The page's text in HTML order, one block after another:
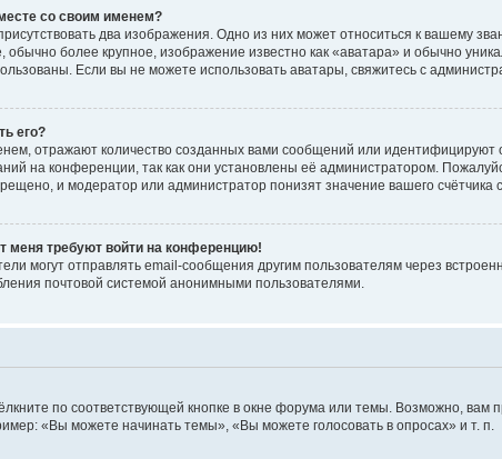
со своим именем?
два изображения. Одно из них может относиться к вашему
более крупное, изображение известно как «аватара» и обычно
Если вы не можете использовать аватары, свяжитесь с
его?
отражают количество созданных вами сообщений или
на конференции, так как они установлены её администратором.
и модератор или администратор понизят значение вашего счётчика
меня требуют войти на конференцию!
могут отправлять email-сообщения другим пользователям через
почтовой системой анонимными пользователями.
по соответствующей кнопке в окне форума или темы. Возможно, вам
«Вы можете начинать темы», «Вы можете голосовать в опросах» и т. п.